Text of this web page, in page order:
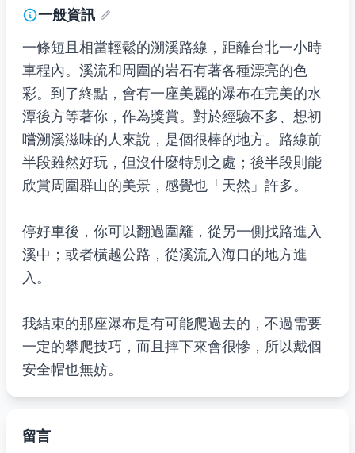
一般資訊
一條短且相當輕鬆的溯溪路線，距離台北一小時
車程內。溪流和周圍的岩石有著各種漂亮的色
彩。到了終點，會有一座美麗的瀑布在完美的水
潭後方等著你，作為獎賞。對於經驗不多、想初
嚐溯溪滋味的人來說，是個很棒的地方。路線前
半段雖然好玩，但沒什麼特別之處；後半段則能
欣賞周圍群山的美景，感覺也「天然」許多。
停好車後，你可以翻過圍籬，從另一側找路進入
溪中；或者橫越公路，從溪流入海口的地方進
入。
我結束的那座瀑布是有可能爬過去的，不過需要
一定的攀爬技巧，而且摔下來會很慘，所以戴個
安全帽也無妨。
留言